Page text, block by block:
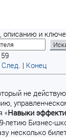
описанию и
След. | Конец
не
«Навыки
летию Бизнес-
несколько